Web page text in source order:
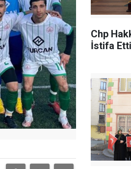
Chp
İstifa Etti